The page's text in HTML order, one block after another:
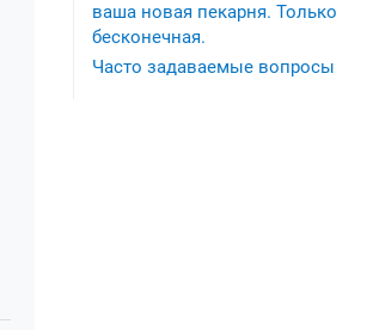
ваша новая пекарня. Только
бесконечная.
Часто задаваемые вопросы